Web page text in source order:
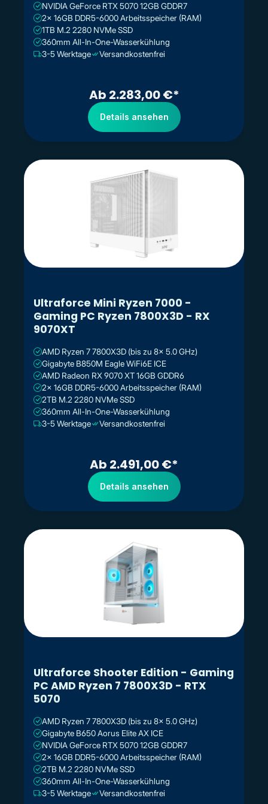
NVIDIA GeForce RTX 5070 12GB GDDR7
2x 16GB DDR5-6000 Arbeitsspeicher (RAM)
1TB M.2 2280 NVMe SSD
360mm All-In-One-Wasserkühlung
3-5 Werktage
Versandkostenfrei
Ab 2.283,00 €*
Details ansehen
Ultraforce Mini Ryzen 7000 -
Gaming PC Ryzen 7800X3D - RX
9070XT
AMD Ryzen 7 7800X3D (bis zu 8x 5.0 GHz)
Gigabyte B850M Eagle WiFi6E ICE
AMD Radeon RX 9070 XT 16GB GDDR6
2x 16GB DDR5-6000 Arbeitsspeicher (RAM)
2TB M.2 2280 NVMe SSD
360mm All-In-One-Wasserkühlung
3-5 Werktage
Versandkostenfrei
Ab 2.491,00 €*
Details ansehen
Ultraforce Shooter Edition - Gaming
PC AMD Ryzen 7 7800X3D - RTX
5070
AMD Ryzen 7 7800X3D (bis zu 8x 5.0 GHz)
Gigabyte B650 Aorus Elite AX ICE
NVIDIA GeForce RTX 5070 12GB GDDR7
2x 16GB DDR5-6000 Arbeitsspeicher (RAM)
2TB M.2 2280 NVMe SSD
360mm All-In-One-Wasserkühlung
3-5 Werktage
Versandkostenfrei